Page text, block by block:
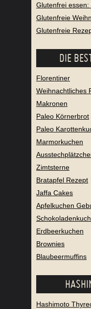
Glutenfrei essen:
Glutenfreie
Glutenfreie
DIE
Florentiner
Weihnachtliches
Makronen
Paleo Körnerbrot
Paleo
Marmorkuchen
Zimtsterne
Bratapfel Rezept
Jaffa Cakes
Apfelkuchen
Erdbeerkuchen
Brownies
Blaubeermuffins
Hashimoto